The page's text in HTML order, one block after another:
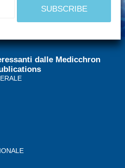
dalle Medicchron